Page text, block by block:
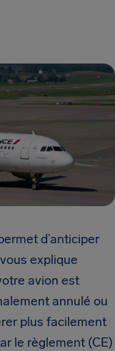
d’anticiper
explique
avion est
annulé ou
plus facilement
le règlement (CE)